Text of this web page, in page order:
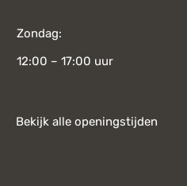
Zondag:
12:00 – 17:00 uur
Bekijk alle openingstijden